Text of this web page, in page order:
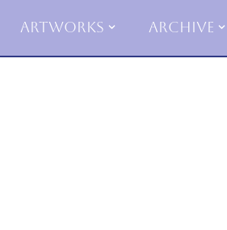
to
Artworks Archive